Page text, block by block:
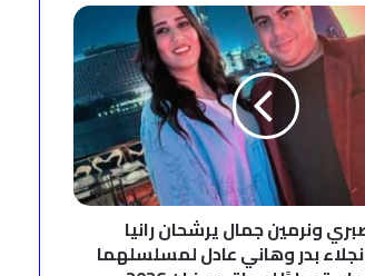
ونرمين جمال يرشحان رانيا
بدر وهاني عادل لمسلسلهما